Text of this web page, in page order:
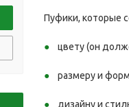
Пуфики, которые
цвету (он
размеру и
дизайну и